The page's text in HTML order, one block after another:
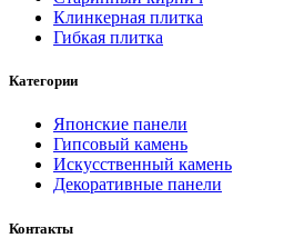
Клинкерная плитка
Гибкая плитка
Категории
Японские панели
Гипсовый камень
Искусственный камень
Декоративные панели
Контакты